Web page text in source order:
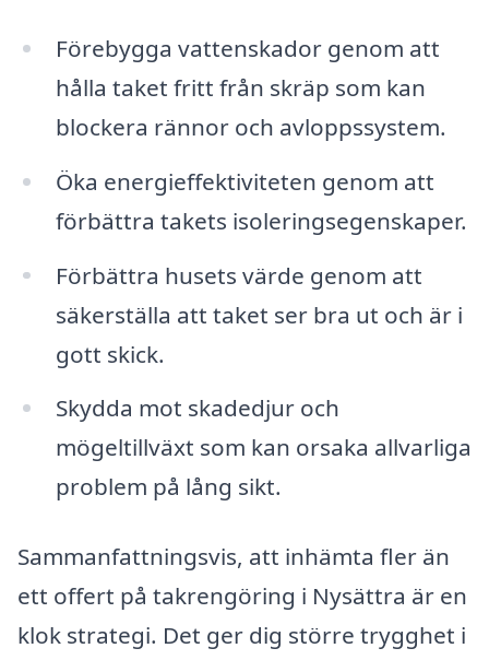
Förebygga vattenskador genom att
hålla taket fritt från skräp som kan
blockera rännor och avloppssystem.
Öka energieffektiviteten genom att
förbättra takets isoleringsegenskaper.
Förbättra husets värde genom att
säkerställa att taket ser bra ut och är i
gott skick.
Skydda mot skadedjur och
mögeltillväxt som kan orsaka allvarliga
problem på lång sikt.
Sammanfattningsvis, att inhämta fler än
ett offert på takrengöring i Nysättra är en
klok strategi. Det ger dig större trygghet i